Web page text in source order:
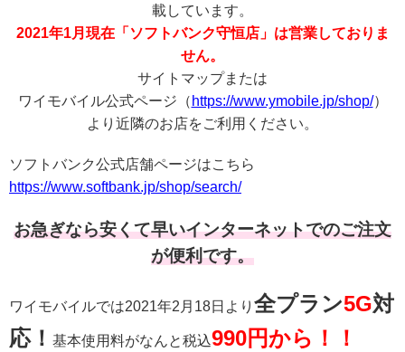
載しています。
2021年1月現在「ソフトバンク守恒店」は営業しておりま
せん。
サイトマップまたは
ワイモバイル公式ページ（ https://www.ymobile.jp/shop/）
より近隣のお店をご利用ください。
ソフトバンク公式店舗ページはこちら
https://www.softbank.jp/shop/search/
お急ぎなら安くて早いインターネットでのご注文
が便利です。
ワイモバイルでは2021年2月18日より 全プラン5G対
応！ 基本使用料がなんと税込990円から！！